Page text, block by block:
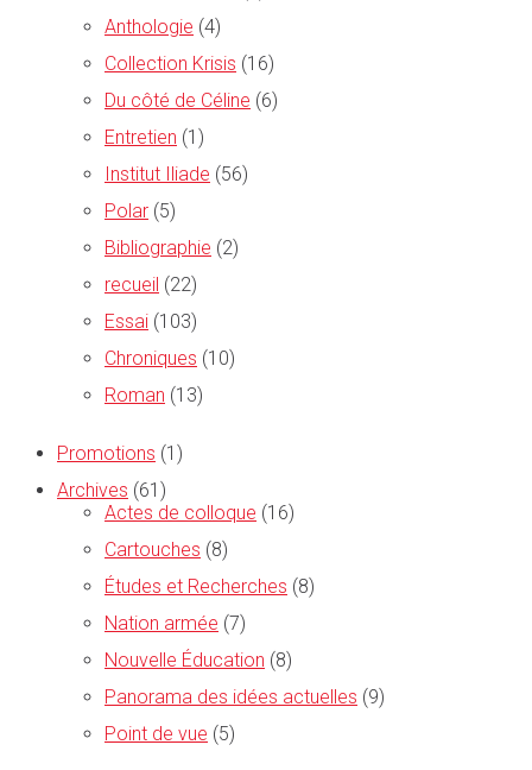
Anthologie (4)
Collection Krisis (16)
Du côté de Céline (6)
Entretien (1)
Institut Iliade (56)
Polar (5)
Bibliographie (2)
recueil (22)
Essai (103)
Chroniques (10)
Roman (13)
Promotions (1)
Archives (61)
Actes de colloque (16)
Cartouches (8)
Études et Recherches (8)
Nation armée (7)
Nouvelle Éducation (8)
Panorama des idées actuelles (9)
Point de vue (5)